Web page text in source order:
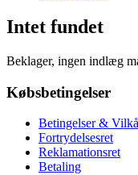
Intet fundet
Beklager, ingen indlæg
Købsbetingelser
Betingelser &
Fortrydelsesret
Reklamationsret
Betaling